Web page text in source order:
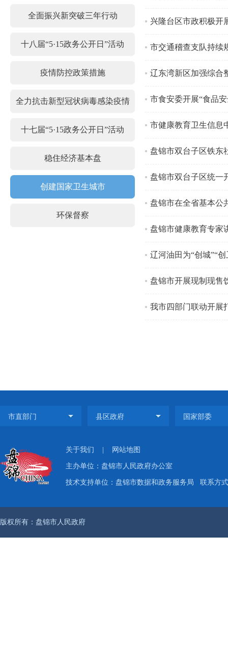
全面振兴新突破三年行动
十八届“5·15政务公开日”活动
疫情防控政策措施
全力抗击新型冠状病毒感染疫情
十七届“5·15政务公开日”活动
稳住经济基本盘
创建国家卫生城市
环保督察
兴隆台区市政积极开
市交通稽查支队持续
辽东湾新区加强综合
市食安委开展“食品
市健康教育卫生信息
盘锦市双台子区铁东
盘锦市双台子区统一
盘锦市在全省基本公
盘锦市健康教育专家
辽河油田为“创城”“创
盘锦市开展现制现售
我市四部门联动开展
关于我们 网站地图
主办单位：盘锦市人民政府办公室
技术支持单位：盘锦市数据和政务服务局 联系方
版权所有：盘锦市人民政府